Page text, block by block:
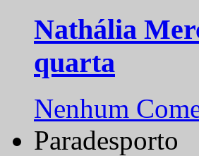
Nathália
quarta
Nenhum
Paradesporto